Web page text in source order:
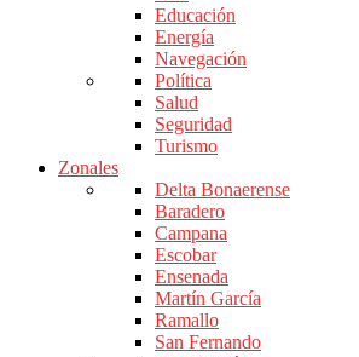
Educación
Energía
Navegación
Política
Salud
Seguridad
Turismo
Zonales
Delta Bonaerense
Baradero
Campana
Escobar
Ensenada
Martín García
Ramallo
San Fernando